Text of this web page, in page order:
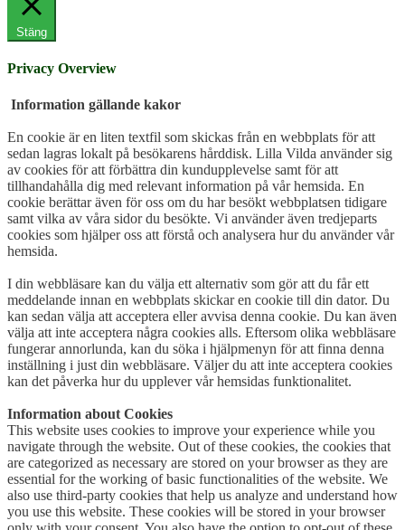
Stäng
Privacy Overview
Information gällande kakor
En cookie är en liten textfil som skickas från en webbplats för att
sedan lagras lokalt på besökarens hårddisk. Lilla Vilda använder sig
av cookies för att förbättra din kundupplevelse samt för att
tillhandahålla dig med relevant information på vår hemsida. En
cookie berättar även för oss om du har besökt webbplatsen tidigare
samt vilka av våra sidor du besökte. Vi använder även tredjeparts
cookies som hjälper oss att förstå och analysera hur du använder vår
hemsida.
I din webbläsare kan du välja ett alternativ som gör att du får ett
meddelande innan en webbplats skickar en cookie till din dator. Du
kan sedan välja att acceptera eller avvisa denna cookie. Du kan även
välja att inte acceptera några cookies alls. Eftersom olika webbläsare
fungerar annorlunda, kan du söka i hjälpmenyn för att finna denna
inställning i just din webbläsare. Väljer du att inte acceptera cookies
kan det påverka hur du upplever vår hemsidas funktionalitet.
Information about Cookies
This website uses cookies to improve your experience while you
navigate through the website. Out of these cookies, the cookies that
are categorized as necessary are stored on your browser as they are
essential for the working of basic functionalities of the website. We
also use third-party cookies that help us analyze and understand how
you use this website. These cookies will be stored in your browser